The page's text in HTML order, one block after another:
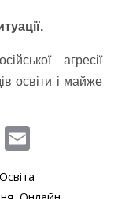
агресії
освіти і майже
Pr
ai
Освіта